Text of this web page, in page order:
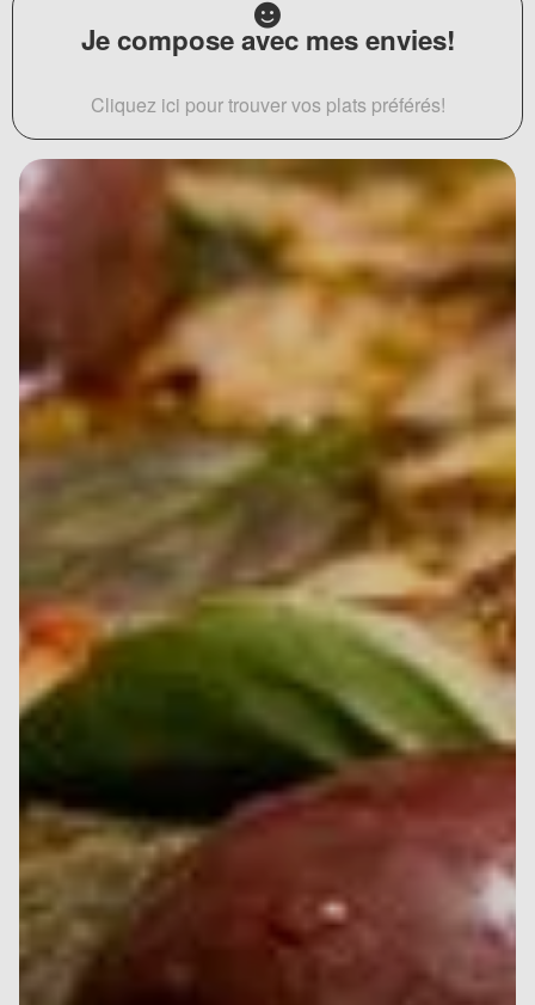
Je compose avec mes envies!
Cliquez ici pour trouver vos plats préférés!